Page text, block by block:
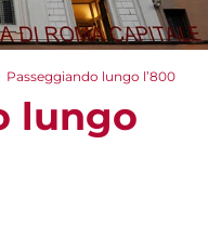
Passeggiando lungo l’800
lungo